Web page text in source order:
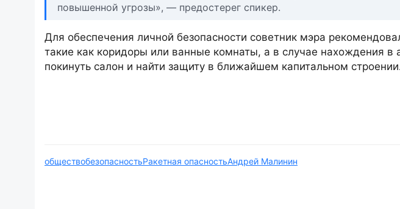
повышенной угрозы», — предостерег спикер.
Для обеспечения личной безопасности советник мэра
такие как коридоры или ванные комнаты, а в случае нахождения
покинуть салон и найти защиту в ближайшем капитальном
обществобезопасностьРакетная опасностьАндрей Малинин